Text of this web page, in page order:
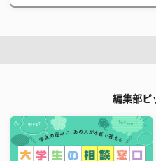
編集部ピ